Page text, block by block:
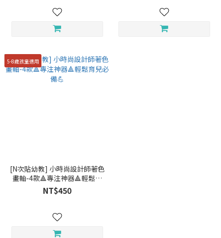
5-8歲孩童適用
[N次貼幼教] 小時尚設計師著色
畫軸-4款🔺專注神器🔺輕鬆育
兒必備💪
NT$450